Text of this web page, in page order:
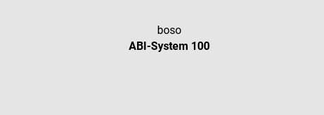
boso
ABI-System 100